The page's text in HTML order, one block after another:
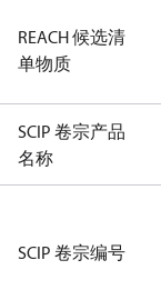
REACH 候选清
单物质
SCIP 卷宗产品
名称
SCIP 卷宗编号